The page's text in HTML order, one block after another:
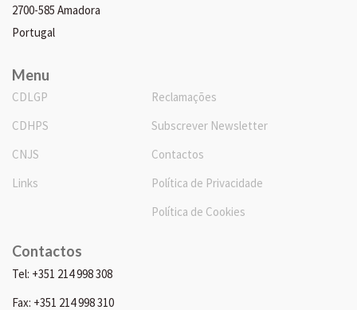
2700-585 Amadora
Portugal
Menu
CDLGP
CDHPS
CNJS
Links
Reclamações
Subscrever Newsletter
Contactos
Política de Privacidade
Política de Cookies
Contactos
Tel: +351 214 998 308
Fax: +351 214 998 310